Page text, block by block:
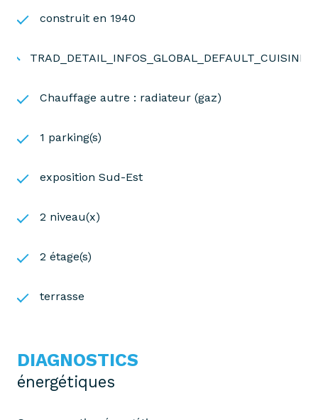
construit en 1940
Chauffage autre : radiateur (gaz)
1 parking(s)
exposition Sud-Est
2 niveau(x)
2 étage(s)
terrasse
DIAGNOSTICS
énergétiques